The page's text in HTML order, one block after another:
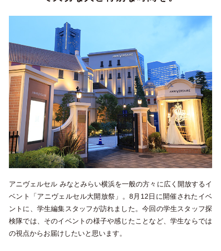
アニヴェルセル みなとみらい横浜を一般の方々に広く開放するイ
ベント「アニヴェルセル大開放祭」。8月12日に開催されたイベ
ントに、学生編集スタッフが訪れました。今回の学生スタッフ探
検隊では、そのイベントの様子や感じたことなど、学生ならでは
の視点からお届けしたいと思います。